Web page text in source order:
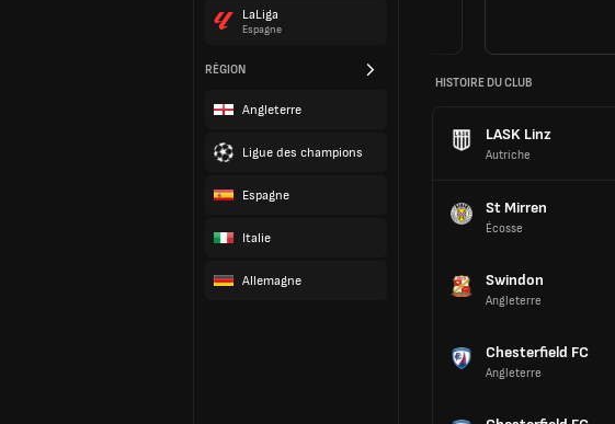
LaLiga
Espagne
RÉGION
Angleterre
Ligue des champions
Espagne
Italie
Allemagne
HISTOIRE DU CLUB
LASK Linz
Autriche
St Mirren
Écosse
Swindon
Angleterre
Chesterfield FC
Angleterre